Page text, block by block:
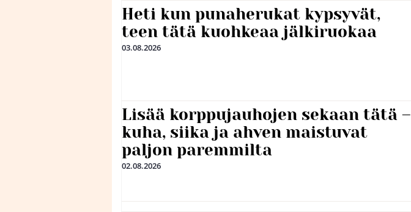
Heti kun punaherukat kypsyvät,
teen tätä kuohkeaa jälkiruokaa
03.08.2026
Lisää korppujauhojen sekaan tätä –
kuha, siika ja ahven maistuvat
paljon paremmilta
02.08.2026